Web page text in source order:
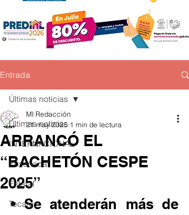
Entrada
Últimas noticias
INTERNACIONAL
Ensenada
Estatal
Tecate
Últimas noticias
ARRANCÓ EL
“BACHETÓN CESPE
2025”
MI Redacción
21 may 2025 1 min de lectura
• Se atenderán más de